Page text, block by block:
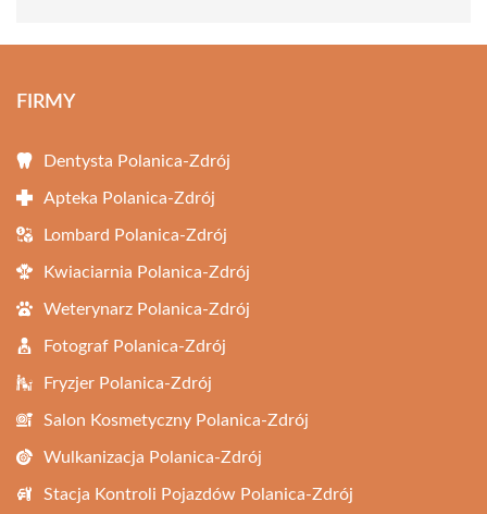
FIRMY
Dentysta Polanica-Zdrój
Apteka Polanica-Zdrój
Lombard Polanica-Zdrój
Kwiaciarnia Polanica-Zdrój
Weterynarz Polanica-Zdrój
Fotograf Polanica-Zdrój
Fryzjer Polanica-Zdrój
Salon Kosmetyczny Polanica-Zdrój
Wulkanizacja Polanica-Zdrój
Stacja Kontroli Pojazdów Polanica-Zdrój